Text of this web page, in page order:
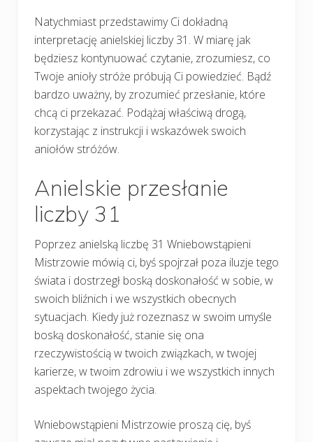
Natychmiast przedstawimy Ci dokładną
interpretację anielskiej liczby 31. W miarę jak
będziesz kontynuować czytanie, zrozumiesz, co
Twoje anioły stróże próbują Ci powiedzieć. Bądź
bardzo uważny, by zrozumieć przesłanie, które
chcą ci przekazać. Podążaj właściwą drogą,
korzystając z instrukcji i wskazówek swoich
aniołów stróżów.
Anielskie przesłanie
liczby 31
Poprzez anielską liczbę 31 Wniebowstąpieni
Mistrzowie mówią ci, byś spojrzał poza iluzje tego
świata i dostrzegł boską doskonałość w sobie, w
swoich bliźnich i we wszystkich obecnych
sytuacjach. Kiedy już rozeznasz w swoim umyśle
boską doskonałość, stanie się ona
rzeczywistością w twoich związkach, w twojej
karierze, w twoim zdrowiu i we wszystkich innych
aspektach twojego życia.
Wniebowstąpieni Mistrzowie proszą cię, byś